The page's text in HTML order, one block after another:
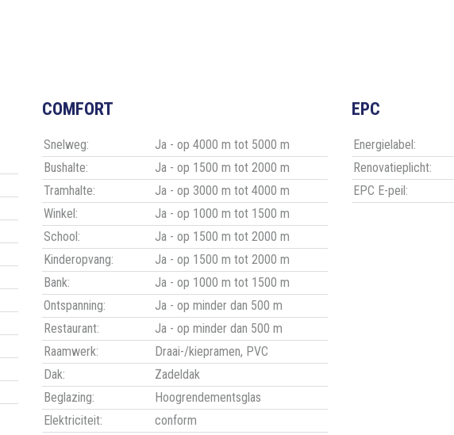
COMFORT
Snelweg:
Ja - op 4000 m tot 5000 m
Bushalte:
Ja - op 1500 m tot 2000 m
Tramhalte:
Ja - op 3000 m tot 4000 m
Winkel:
Ja - op 1000 m tot 1500 m
School:
Ja - op 1500 m tot 2000 m
Kinderopvang:
Ja - op 1500 m tot 2000 m
Bank:
Ja - op 1000 m tot 1500 m
Ontspanning:
Ja - op minder dan 500 m
Restaurant:
Ja - op minder dan 500 m
Raamwerk:
Draai-/kiepramen, PVC
Dak:
Zadeldak
Beglazing:
Hoogrendementsglas
Elektriciteit:
conform
EPC
Energielabel:
Renovatieplicht:
EPC E-peil: